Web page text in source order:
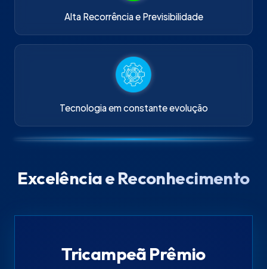
Alta Recorrência e Previsibilidade
Tecnologia em constante evolução
Excelência e Reconhecimento
Tricampeã Prêmio